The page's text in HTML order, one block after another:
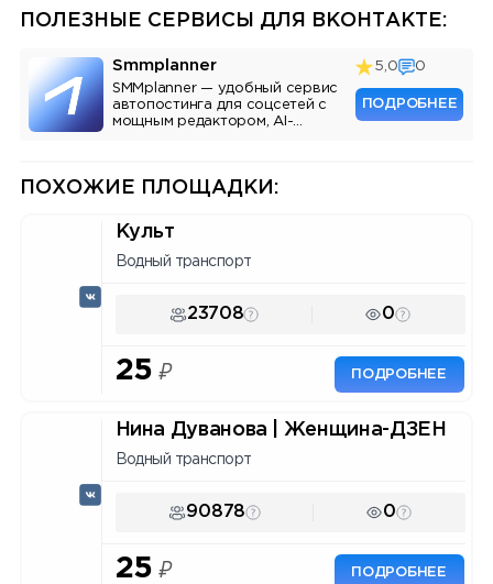
ПОЛЕЗНЫЕ СЕРВИСЫ ДЛЯ ВКОНТАКТЕ:
Smmplanner
SMMplanner — удобный сервис
автопостинга для соцсетей с
мощным редактором, AI-
5,0 0
ПОДРОБНЕЕ
ПОХОЖИЕ ПЛОЩАДКИ:
Культ
Водный транспорт
23708 0
25 ₽ ПОДРОБНЕЕ
Нина Дуванова | Женщина-ДЗЕН
Водный транспорт
90878 0
25 ₽ ПОДРОБНЕЕ